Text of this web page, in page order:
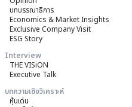
บทบรรณาธิการ
Economics & Market Insights
Exclusive Company Visit
ESG Story
Interview
THE VISiON
Executive Talk
บทความเชิงวิเคราะห์
หุ้นเด่น